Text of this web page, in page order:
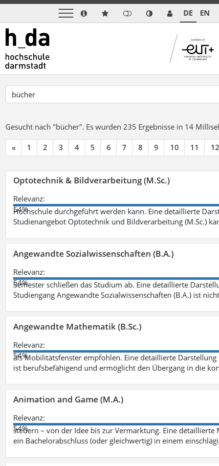
DE EN
Gesucht nach "bücher". Es wurden 235 Ergebnisse in 14
« 1 2 3 4 5 6 7 8 9 10 11 12
Optotechnik & Bildverarbeitung (M.Sc.)
Relevanz:
54%
Hochschule durchgeführt werden kann. Eine detaillierte
Studienangebot Optotechnik und Bildverarbeitung (M.Sc.)
Angewandte Sozialwissenschaften (B.A.)
Relevanz:
54%
Semester schließen das Studium ab. Eine detaillierte
Studiengang Angewandte Sozialwissenschaften (B.A.) ist
Angewandte Mathematik (B.Sc.)
Relevanz:
54%
als Mobilitätsfenster empfohlen. Eine detaillierte
ist berufsbefähigend und ermöglicht den Übergang in die
Animation and Game (M.A.)
Relevanz:
54%
steuern – von der Idee bis zur Vermarktung. Eine
ein Bachelorabschluss (oder gleichwertig) in einem